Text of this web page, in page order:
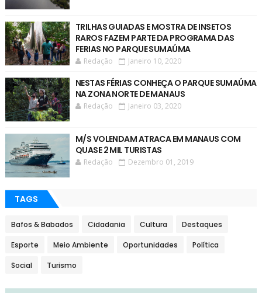
TRILHAS GUIADAS E MOSTRA DE INSETOS
RAROS FAZEM PARTE DA PROGRAMA DAS
FERIAS NO PARQUE SUMAÚMA
Redação Janeiro 10, 2020
NESTAS FÉRIAS CONHEÇA O PARQUE SUMAÚMA
NA ZONA NORTE DE MANAUS
Redação Janeiro 03, 2020
M/S VOLENDAM ATRACA EM MANAUS COM
QUASE 2 MIL TURISTAS
Redação Dezembro 01, 2019
TAGS
Bafos & Babados Cidadania Cultura Destaques
Esporte Meio Ambiente Oportunidades Política
Social Turismo